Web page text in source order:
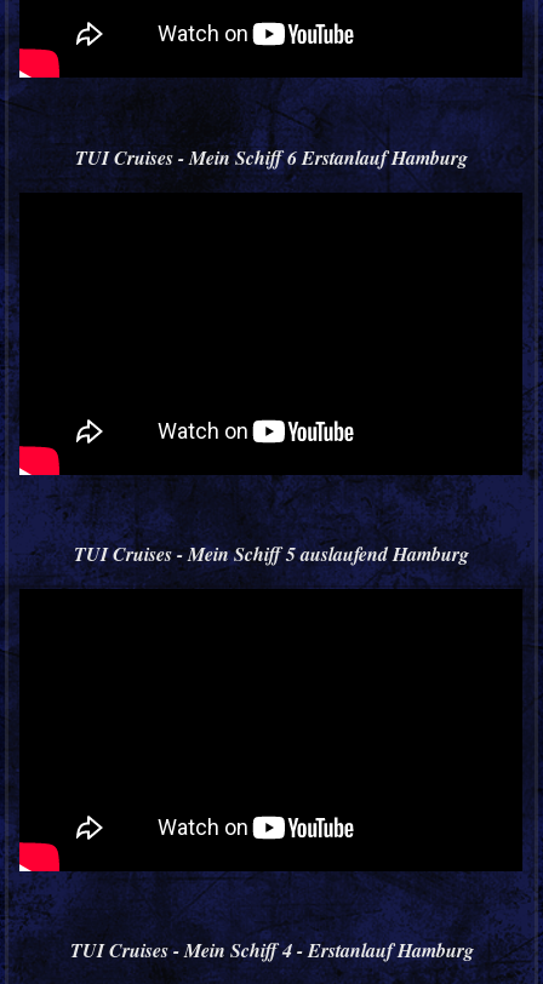
TUI Cruises - Mein Schiff 6 Erstanlauf Hamburg
TUI Cruises - Mein Schiff 5 auslaufend Hamburg
TUI Cruises - Mein Schiff 4 - Erstanlauf Hamburg